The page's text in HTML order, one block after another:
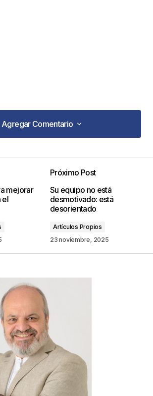
Agregar Comentario
Agregar Comentario
campos obligatorios están
*
nombre, correo electrónico y web en
para la próxima vez que
protegido por
mejorar
el
Próximo Post
Su equipo no está
desmotivado: está
desorientado
Artículos Propios
23 noviembre, 2025